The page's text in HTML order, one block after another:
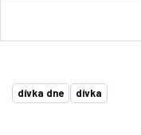
dívka dne dívka